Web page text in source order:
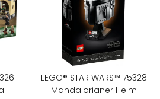
LEGO® STAR WARS™ 75328
Mandalorianer Helm